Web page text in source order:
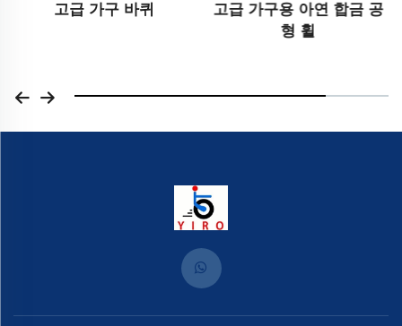
고급 가구 바퀴
고급 가구용 아연 합금 공
형 휠